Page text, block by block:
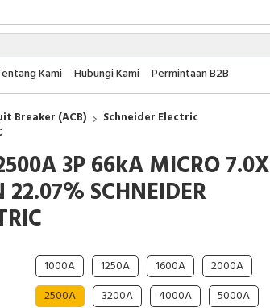
Kami Hubungi Kami Permintaan B2B
Breaker (ACB)
Schneider Electric
3P 66kA MICRO 7.0X
22.07% SCHNEIDER
1000A 1250A 1600A
2000A
2500A
3200A 4000A
5000A